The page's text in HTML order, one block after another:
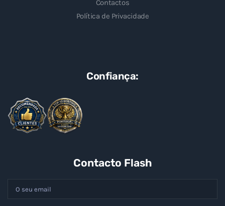
Contactos
Política de Privacidade
Confiança:
Contacto Flash